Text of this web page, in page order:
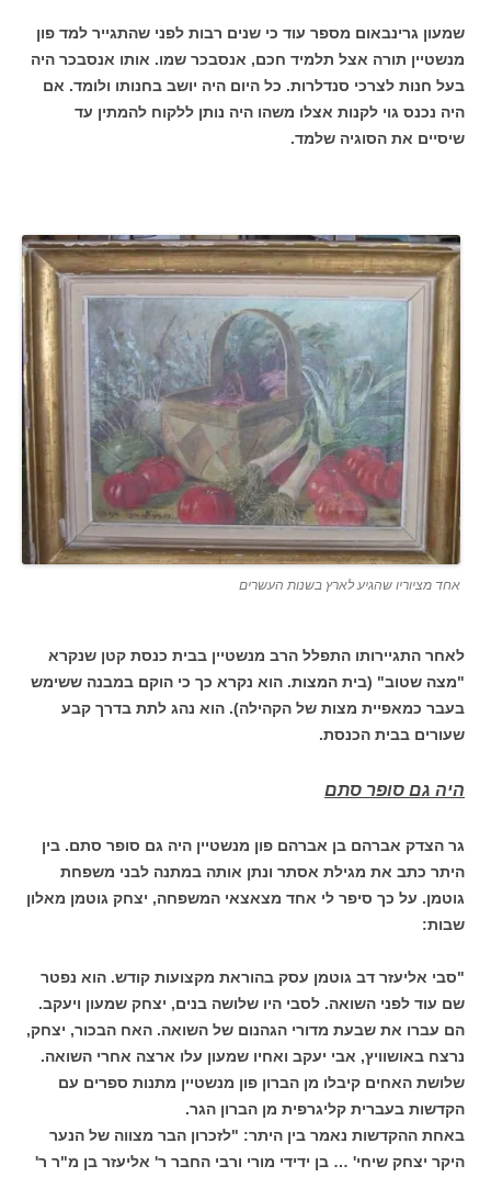
שמעון גרינבאום מספר עוד כי שנים רבות לפני שהתגייר למד פון
מנשטיין תורה אצל תלמיד חכם, אנסבכר שמו. אותו אנסבכר היה
בעל חנות לצרכי סנדלרות. כל היום היה יושב בחנותו ולומד. אם
היה נכנס גוי לקנות אצלו משהו היה נותן ללקוח להמתין עד
שיסיים את הסוגיה שלמד.
אחד מציוריו שהגיע לארץ בשנות העשרים
לאחר התגיירותו התפלל הרב מנשטיין בבית כנסת קטן שנקרא
"מצה שטוב" (בית המצות. הוא נקרא כך כי הוקם במבנה ששימש
בעבר כמאפיית מצות של הקהילה). הוא נהג לתת בדרך קבע
שעורים בבית הכנסת.
היה גם סופר סתם
גר הצדק אברהם בן אברהם פון מנשטיין היה גם סופר סתם. בין
היתר כתב את מגילת אסתר ונתן אותה במתנה לבני משפחת
גוטמן. על כך סיפר לי אחד מצאצאי המשפחה, יצחק גוטמן מאלון
שבות:
"סבי אליעזר דב גוטמן עסק בהוראת מקצועות קודש. הוא נפטר
שם עוד לפני השואה. לסבי היו שלושה בנים, יצחק שמעון ויעקב.
הם עברו את שבעת מדורי הגהנום של השואה. האח הבכור, יצחק,
נרצח באושוויץ, אבי יעקב ואחיו שמעון עלו ארצה אחרי השואה.
שלושת האחים קיבלו מן הברון פון מנשטיין מתנות ספרים עם
הקדשות בעברית קליגרפית מן הברון הגר.
באחת ההקדשות נאמר בין היתר: "לזכרון הבר מצווה של הנער
היקר יצחק שיחי' … בן ידידי מורי ורבי החבר ר' אליעזר בן מ"ר ר'